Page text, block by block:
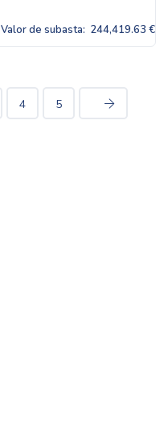
Valor de subasta: 244,419.63 €
4 5